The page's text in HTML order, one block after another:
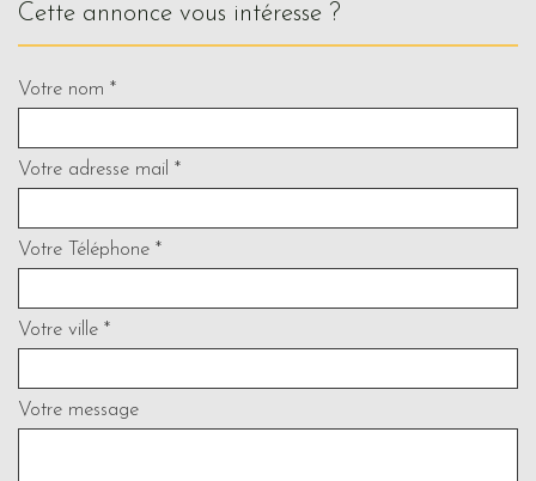
cette annonce vous intéresse ?
Votre nom *
Votre adresse mail *
Votre Téléphone *
Votre ville *
Votre message